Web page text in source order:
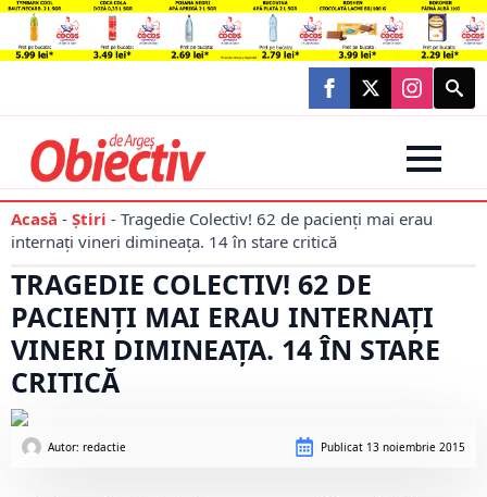
Search
for:
Acasă - Știri - Tragedie Colectiv! 62 de pacienţi mai erau
internaţi vineri dimineaţa. 14 în stare critică
TRAGEDIE COLECTIV! 62 DE
PACIENŢI MAI ERAU INTERNAŢI
VINERI DIMINEAŢA. 14 ÎN STARE
CRITICĂ
Autor: redactie Publicat 13 noiembrie 2015